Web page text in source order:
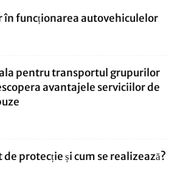
în funcționarea autovehiculelor
pentru transportul grupurilor
avantajele serviciilor de
de protecție și cum se realizează?